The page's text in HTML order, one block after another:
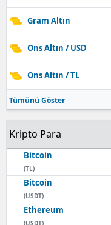
Gram Altın
Ons Altın / USD
Ons Altın / TL
Tümünü Göster
Kripto Para
Bitcoin
(TL)
Bitcoin
(USDT)
Ethereum
(USDT)